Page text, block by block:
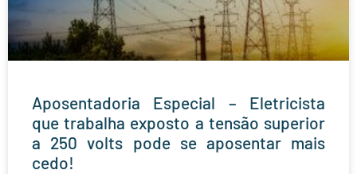
Aposentadoria Especial – Eletricista
que trabalha exposto a tensão superior
a 250 volts pode se aposentar mais
cedo!